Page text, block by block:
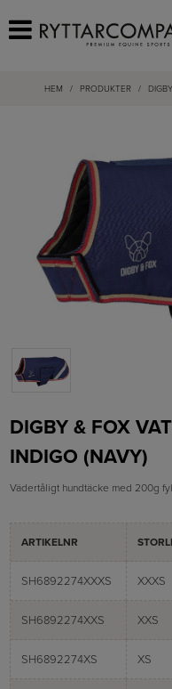
HEM / PRODUKTER /
DIGBY & FOX
INDIGO (NAVY)
Vädertåligt hundtäcke med 200g
ARTIKELNR
SH6892274XXXS XXXS
SH6892274XXS XXS
SH6892274XS XS